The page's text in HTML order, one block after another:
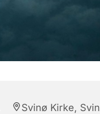
Svinø Kirke,